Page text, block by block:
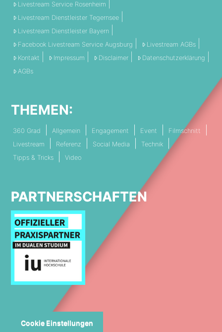
Livestream Service Rosenheim
Livestream Dienstleister Tegernsee
Livestream Dienstleister Bayern
Facebook Livestream Service Augsburg
Livestream AGBs
Kontakt
Impressum Disclaimer
Datenschutzerklärung
AGBs
THEMEN:
360 Grad Allgemein Engagement Event
Filmschnitt
Livestream
Referenz Social Media
Technik
Tipps & Tricks
Video
PARTNERSCHAFTEN
Cookie Einstellungen